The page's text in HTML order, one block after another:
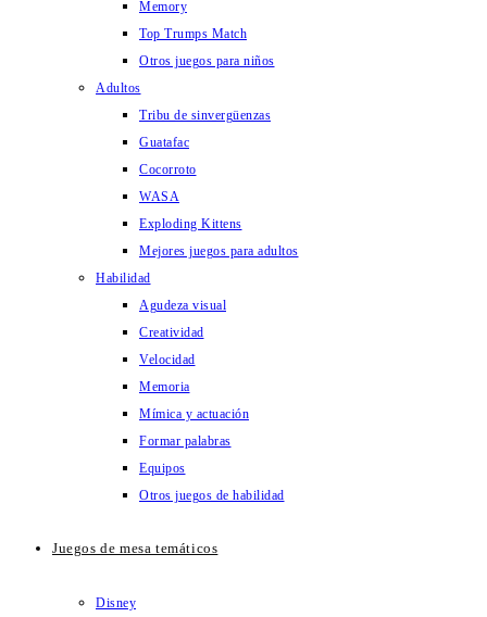
Memory
Top Trumps Match
Otros juegos para niños
Adultos
Tribu de sinvergüenzas
Guatafac
Cocorroto
WASA
Exploding Kittens
Mejores juegos para adultos
Habilidad
Agudeza visual
Creatividad
Velocidad
Memoria
Mímica y actuación
Formar palabras
Equipos
Otros juegos de habilidad
Juegos de mesa temáticos
Disney